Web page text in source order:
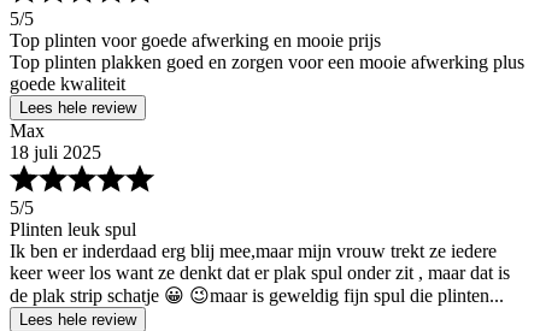
5/5
Top plinten voor goede afwerking en mooie prijs
Top plinten plakken goed en zorgen voor een mooie afwerking plus
goede kwaliteit
Lees hele review
Max
18 juli 2025
5/5
Plinten leuk spul
Ik ben er inderdaad erg blij mee,maar mijn vrouw trekt ze iedere
keer weer los want ze denkt dat er plak spul onder zit , maar dat is
de plak strip schatje 😀 😉maar is geweldig fijn spul die plinten...
Lees hele review